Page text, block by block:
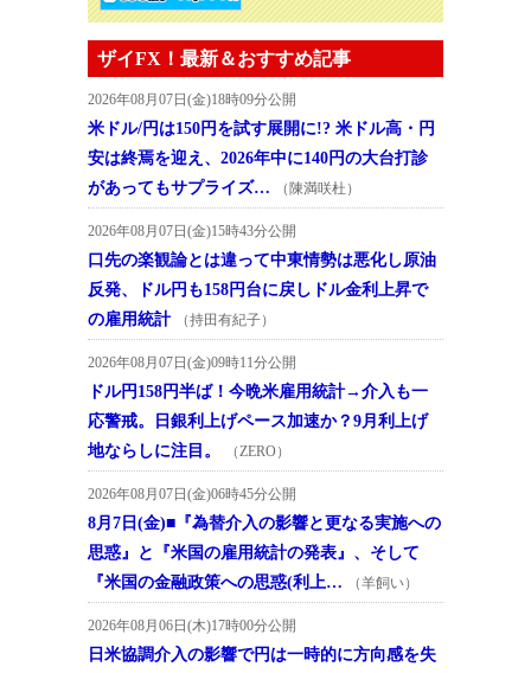
ザイFX！最新＆おすすめ記事
2026年08月07日(金)18時09分公開
米ドル/円は150円を試す展開に!? 米ドル高・円
安は終焉を迎え、2026年中に140円の大台打診
があってもサプライズ…
（陳満咲杜）
2026年08月07日(金)15時43分公開
口先の楽観論とは違って中東情勢は悪化し原油
反発、ドル円も158円台に戻しドル金利上昇で
の雇用統計
（持田有紀子）
2026年08月07日(金)09時11分公開
ドル円158円半ば！今晩米雇用統計→介入も一
応警戒。日銀利上げペース加速か？9月利上げ
地ならしに注目。
（ZERO）
2026年08月07日(金)06時45分公開
8月7日(金)■『為替介入の影響と更なる実施への
思惑』と『米国の雇用統計の発表』、そして
『米国の金融政策への思惑(利上…
（羊飼い）
2026年08月06日(木)17時00分公開
日米協調介入の影響で円は一時的に方向感を失